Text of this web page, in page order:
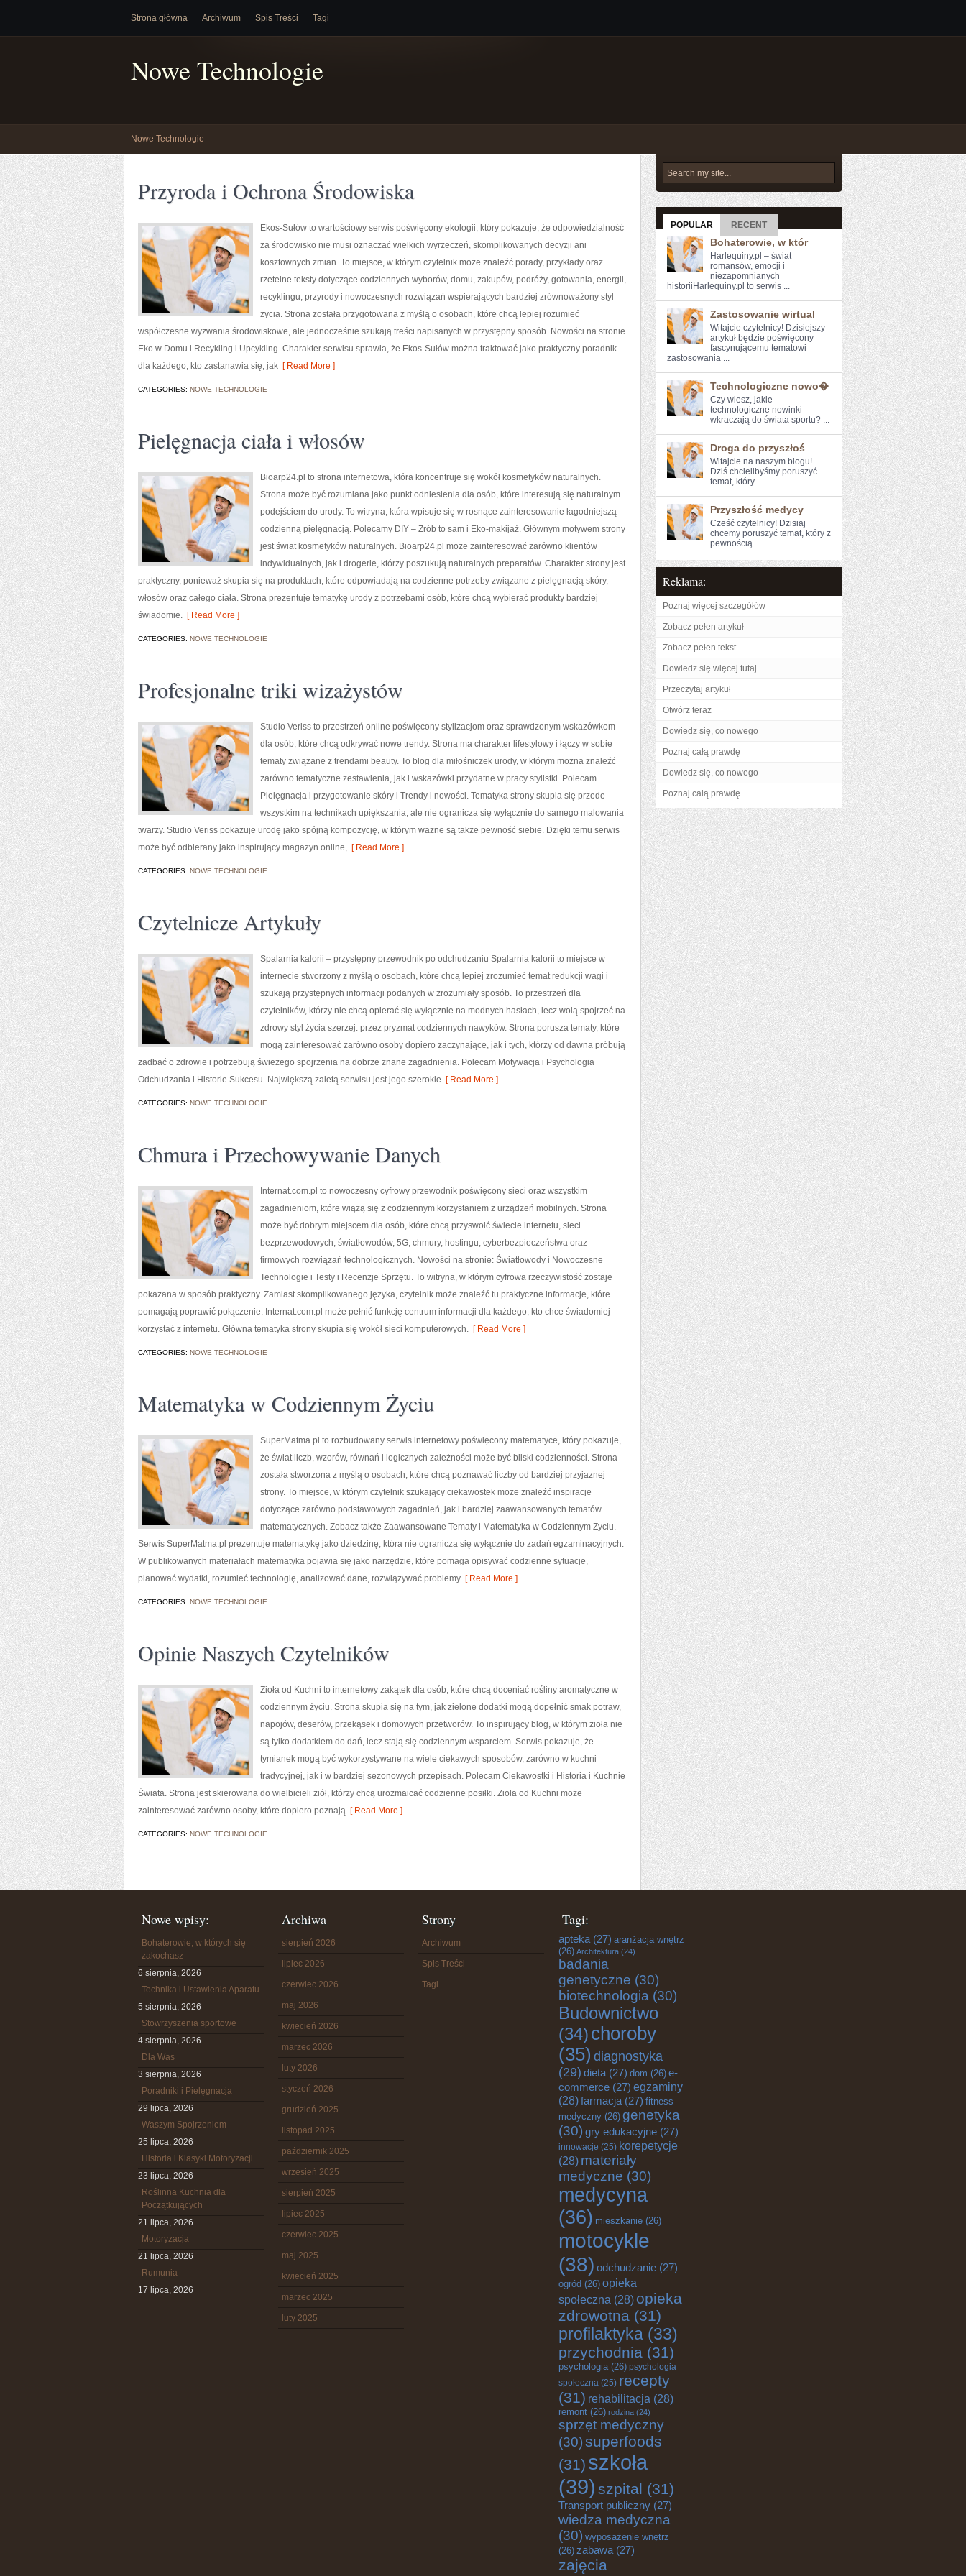
Strona główna Archiwum Spis Treści Tagi
Nowe Technologie
Nowe Technologie
Przyroda i Ochrona Środowiska
Ekos-Sułów to wartościowy serwis poświęcony ekologii, który pokazuje, że odpowiedzialność
za środowisko nie musi oznaczać wielkich wyrzeczeń, skomplikowanych decyzji ani
kosztownych zmian. To miejsce, w którym czytelnik może znaleźć porady, przykłady oraz
rzetelne teksty dotyczące codziennych wyborów, domu, zakupów, podróży, gotowania, energii,
recyklingu, przyrody i nowoczesnych rozwiązań wspierających bardziej zrównoważony styl
życia. Strona została przygotowana z myślą o osobach, które chcą lepiej rozumieć
współczesne wyzwania środowiskowe, ale jednocześnie szukają treści napisanych w przystępny sposób. Nowości na stronie
Eko w Domu i Recykling i Upcykling. Charakter serwisu sprawia, że Ekos-Sułów można traktować jako praktyczny poradnik
dla każdego, kto zastanawia się, jak [ Read More ]
CATEGORIES: NOWE TECHNOLOGIE
Pielęgnacja ciała i włosów
Bioarp24.pl to strona internetowa, która koncentruje się wokół kosmetyków naturalnych.
Strona może być rozumiana jako punkt odniesienia dla osób, które interesują się naturalnym
podejściem do urody. To witryna, która wpisuje się w rosnące zainteresowanie łagodniejszą
codzienną pielęgnacją. Polecamy DIY – Zrób to sam i Eko-makijaż. Głównym motywem strony
jest świat kosmetyków naturalnych. Bioarp24.pl może zainteresować zarówno klientów
indywidualnych, jak i drogerie, którzy poszukują naturalnych preparatów. Charakter strony jest
praktyczny, ponieważ skupia się na produktach, które odpowiadają na codzienne potrzeby związane z pielęgnacją skóry,
włosów oraz całego ciała. Strona prezentuje tematykę urody z potrzebami osób, które chcą wybierać produkty bardziej
świadomie. [ Read More ]
CATEGORIES: NOWE TECHNOLOGIE
Profesjonalne triki wizażystów
Studio Veriss to przestrzeń online poświęcony stylizacjom oraz sprawdzonym wskazówkom
dla osób, które chcą odkrywać nowe trendy. Strona ma charakter lifestylowy i łączy w sobie
tematy związane z trendami beauty. To blog dla miłośniczek urody, w którym można znaleźć
zarówno tematyczne zestawienia, jak i wskazówki przydatne w pracy stylistki. Polecam
Pielęgnacja i przygotowanie skóry i Trendy i nowości. Tematyka strony skupia się przede
wszystkim na technikach upiększania, ale nie ogranicza się wyłącznie do samego malowania
twarzy. Studio Veriss pokazuje urodę jako spójną kompozycję, w którym ważne są także pewność siebie. Dzięki temu serwis
może być odbierany jako inspirujący magazyn online, [ Read More ]
CATEGORIES: NOWE TECHNOLOGIE
Czytelnicze Artykuły
Spalarnia kalorii – przystępny przewodnik po odchudzaniu Spalarnia kalorii to miejsce w
internecie stworzony z myślą o osobach, które chcą lepiej zrozumieć temat redukcji wagi i
szukają przystępnych informacji podanych w zrozumiały sposób. To przestrzeń dla
czytelników, którzy nie chcą opierać się wyłącznie na modnych hasłach, lecz wolą spojrzeć na
zdrowy styl życia szerzej: przez pryzmat codziennych nawyków. Strona porusza tematy, które
mogą zainteresować zarówno osoby dopiero zaczynające, jak i tych, którzy od dawna próbują
zadbać o zdrowie i potrzebują świeżego spojrzenia na dobrze znane zagadnienia. Polecam Motywacja i Psychologia
Odchudzania i Historie Sukcesu. Największą zaletą serwisu jest jego szerokie [ Read More ]
CATEGORIES: NOWE TECHNOLOGIE
Chmura i Przechowywanie Danych
Internat.com.pl to nowoczesny cyfrowy przewodnik poświęcony sieci oraz wszystkim
zagadnieniom, które wiążą się z codziennym korzystaniem z urządzeń mobilnych. Strona
może być dobrym miejscem dla osób, które chcą przyswoić świecie internetu, sieci
bezprzewodowych, światłowodów, 5G, chmury, hostingu, cyberbezpieczeństwa oraz
firmowych rozwiązań technologicznych. Nowości na stronie: Światłowody i Nowoczesne
Technologie i Testy i Recenzje Sprzętu. To witryna, w którym cyfrowa rzeczywistość zostaje
pokazana w sposób praktyczny. Zamiast skomplikowanego języka, czytelnik może znaleźć tu praktyczne informacje, które
pomagają poprawić połączenie. Internat.com.pl może pełnić funkcję centrum informacji dla każdego, kto chce świadomiej
korzystać z internetu. Główna tematyka strony skupia się wokół sieci komputerowych. [ Read More ]
CATEGORIES: NOWE TECHNOLOGIE
Matematyka w Codziennym Życiu
SuperMatma.pl to rozbudowany serwis internetowy poświęcony matematyce, który pokazuje,
że świat liczb, wzorów, równań i logicznych zależności może być bliski codzienności. Strona
została stworzona z myślą o osobach, które chcą poznawać liczby od bardziej przyjaznej
strony. To miejsce, w którym czytelnik szukający ciekawostek może znaleźć inspiracje
dotyczące zarówno podstawowych zagadnień, jak i bardziej zaawansowanych tematów
matematycznych. Zobacz także Zaawansowane Tematy i Matematyka w Codziennym Życiu.
Serwis SuperMatma.pl prezentuje matematykę jako dziedzinę, która nie ogranicza się wyłącznie do zadań egzaminacyjnych.
W publikowanych materiałach matematyka pojawia się jako narzędzie, które pomaga opisywać codzienne sytuacje,
planować wydatki, rozumieć technologię, analizować dane, rozwiązywać problemy [ Read More ]
CATEGORIES: NOWE TECHNOLOGIE
Opinie Naszych Czytelników
Zioła od Kuchni to internetowy zakątek dla osób, które chcą doceniać rośliny aromatyczne w
codziennym życiu. Strona skupia się na tym, jak zielone dodatki mogą dopełnić smak potraw,
napojów, deserów, przekąsek i domowych przetworów. To inspirujący blog, w którym zioła nie
są tylko dodatkiem do dań, lecz stają się codziennym wsparciem. Serwis pokazuje, że
tymianek mogą być wykorzystywane na wiele ciekawych sposobów, zarówno w kuchni
tradycyjnej, jak i w bardziej sezonowych przepisach. Polecam Ciekawostki i Historia i Kuchnie
Świata. Strona jest skierowana do wielbicieli ziół, którzy chcą urozmaicać codzienne posiłki. Zioła od Kuchni może
zainteresować zarówno osoby, które dopiero poznają [ Read More ]
CATEGORIES: NOWE TECHNOLOGIE
POPULAR RECENT
Bohaterowie, w któr
Harlequiny.pl – świat
romansów, emocji i
niezapomnianych
historiiHarlequiny.pl to serwis ...
Zastosowanie wirtual
Witajcie czytelnicy! Dzisiejszy
artykuł będzie ⁢poświęcony
fascynującemu⁢ tematowi
⁣zastosowania ...
Technologiczne nowo�
Czy wiesz, jakie
technologiczne nowinki
wkraczają do świata sportu? ...
Droga do przyszłoś
Witajcie ​na naszym blogu!
Dziś ‍chcielibyśmy poruszyć
temat, który ...
Przyszłość medycy
Cześć ⁣czytelnicy! Dzisiaj
⁢chcemy poruszyć temat, który z
pewnością​ ...
Reklama:
Poznaj więcej szczegółów
Zobacz pełen artykuł
Zobacz pełen tekst
Dowiedz się więcej tutaj
Przeczytaj artykuł
Otwórz teraz
Dowiedz się, co nowego
Poznaj całą prawdę
Dowiedz się, co nowego
Poznaj całą prawdę
Nowe wpisy:
Bohaterowie, w których się
zakochasz
6 sierpnia, 2026
Technika i Ustawienia Aparatu
5 sierpnia, 2026
Stowrzyszenia sportowe
4 sierpnia, 2026
Dla Was
3 sierpnia, 2026
Poradniki i Pielęgnacja
29 lipca, 2026
Waszym Spojrzeniem
25 lipca, 2026
Historia i Klasyki Motoryzacji
23 lipca, 2026
Roślinna Kuchnia dla
Początkujących
21 lipca, 2026
Motoryzacja
21 lipca, 2026
Rumunia
17 lipca, 2026
Archiwa
sierpień 2026
lipiec 2026
czerwiec 2026
maj 2026
kwiecień 2026
marzec 2026
luty 2026
styczeń 2026
grudzień 2025
listopad 2025
październik 2025
wrzesień 2025
sierpień 2025
lipiec 2025
czerwiec 2025
maj 2025
kwiecień 2025
marzec 2025
luty 2025
Strony
Archiwum
Spis Treści
Tagi
Tagi:
apteka (27) aranżacja wnętrz
(26) Architektura (24)
badania
genetyczne (30)
biotechnologia (30)
Budownictwo
(34)choroby
(35) diagnostyka
(29) dieta (27) dom (26) e-
commerce (27) egzaminy
(28)farmacja (27) fitness
medyczny (26) genetyka
(30) gry edukacyjne (27)
innowacje (25) korepetycje
(28) materiały
medyczne (30)
medycyna
(36) mieszkanie (26)
motocykle
(38) odchudzanie (27)
ogród (26) opieka
społeczna (28) opieka
zdrowotna (31)
profilaktyka (33)
przychodnia (31)
psychologia(26) psychologia
społeczna (25) recepty
(31) rehabilitacja (28)
remont (26) rodzina (24)
sprzęt medyczny
(30)superfoods
(31) szkoła
(39) szpital (31)
Transport publiczny (27)
wiedza medyczna
(30) wyposażenie wnętrz
(26) zabawa (27)
zajęcia